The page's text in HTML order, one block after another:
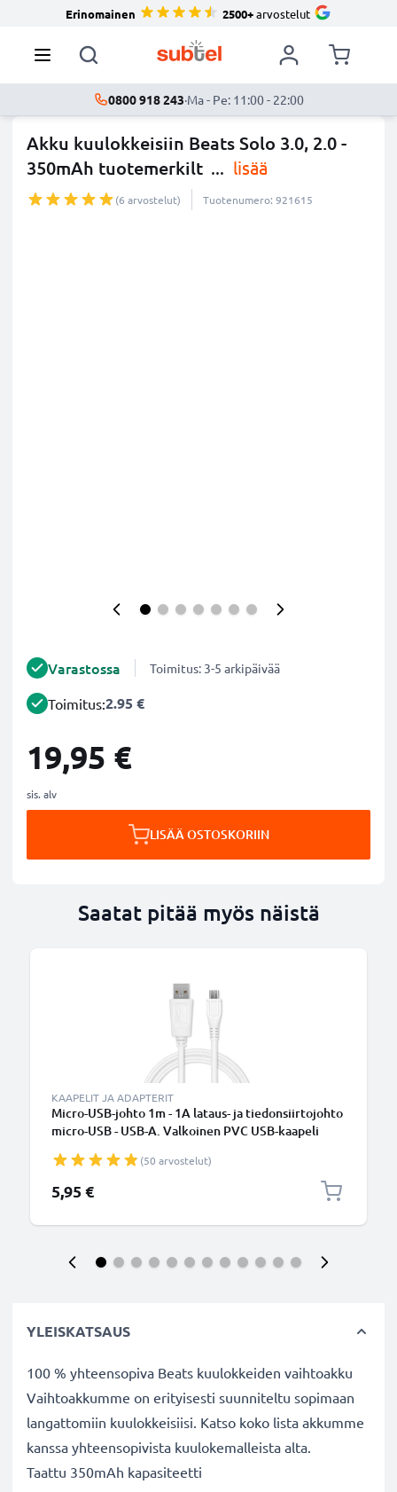
Erinomainen 2500+arvostelut
0800 918 243·Ma - Pe: 11:00 - 22:00
Akku kuulokkeisiin Beats Solo 3.0, 2.0 -
350mAh tuotemerkilt ... lisää
(6 arvostelut) Tuotenumero: 921615
Varastossa Toimitus: 3-5 arkipäivää
Toimitus:2.95 €
19,95 €
sis. alv
LISÄÄ OSTOSKORIIN
Saatat pitää myös näistä
KAAPELIT JA ADAPTERIT
Micro-USB-johto 1m - 1A lataus- ja tiedonsiirtojohto
micro-USB - USB-A. Valkoinen PVC USB-kaapeli
(50 arvostelut)
5,95 €
YLEISKATSAUS
100 % yhteensopiva Beats kuulokkeiden vaihtoakku
Vaihtoakkumme on erityisesti suunniteltu sopimaan
langattomiin kuulokkeisiisi. Katso koko lista akkumme
kanssa yhteensopivista kuulokemalleista alta.
Taattu 350mAh kapasiteetti